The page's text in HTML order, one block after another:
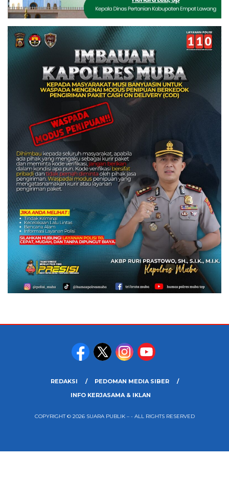
REDAKSI
PEDOMAN MEDIA SIBER
INFO KERJASAMA & IKLAN
COPYRIGHT © 2026 SUARA PUBLIK – - ALL RIGHTS RESERVED